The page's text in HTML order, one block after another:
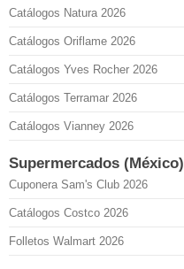
Catálogos Natura 2026
Catálogos Oriflame 2026
Catálogos Yves Rocher 2026
Catálogos Terramar 2026
Catálogos Vianney 2026
Supermercados (México)
Cuponera Sam's Club 2026
Catálogos Costco 2026
Folletos Walmart 2026